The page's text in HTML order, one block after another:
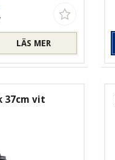
LÄS MER
37cm vit